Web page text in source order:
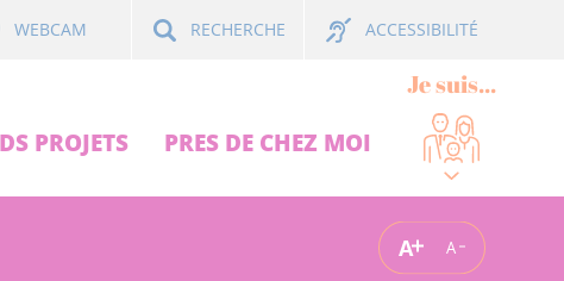
WEBCAM RECHERCHE ACCESSIBILITÉ
PROJETS PRES DE CHEZ MOI
Je suis...
A A